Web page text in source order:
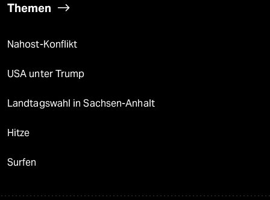
Themen
Nahost-Konflikt
USA unter Trump
Landtagswahl in Sachsen-Anhalt
Hitze
Surfen